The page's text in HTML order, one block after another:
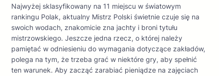
Najwyżej sklasyfikowany na 11 miejscu w światowym
rankingu Polak, aktualny Mistrz Polski świetnie czuje się na
swoich wodach, znakomicie zna jachty i broni tytułu
mistrzowskiego. Jeszcze jedna rzecz, o której należy
pamiętać w odniesieniu do wymagania dotyczące zakładów,
polega na tym, że trzeba grać w niektóre gry, aby spełnić
ten warunek. Aby zacząć zarabiać pieniądze na zajęciach